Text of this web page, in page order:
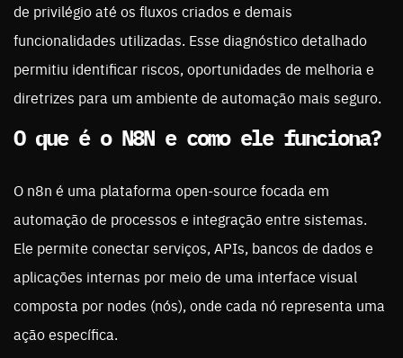
de privilégio até os fluxos criados e demais
funcionalidades utilizadas. Esse diagnóstico detalhado
permitiu identificar riscos, oportunidades de melhoria e
diretrizes para um ambiente de automação mais seguro.
O que é o N8N e como ele funciona?
O n8n é uma plataforma open-source focada em
automação de processos e integração entre sistemas.
Ele permite conectar serviços, APIs, bancos de dados e
aplicações internas por meio de uma interface visual
composta por nodes (nós), onde cada nó representa uma
ação específica.